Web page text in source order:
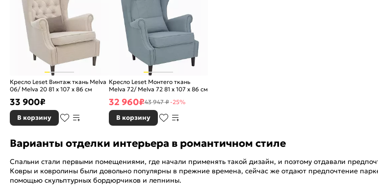
Кресло Leset Винтаж ткань Melva
06/ Melva 20 81 x 107 x 86 см
33 900₽
В корзину
Кресло Leset Монтего ткань
Melva 72/ Melva 72 81 x 107 x 86 см
32 960₽43 947 ₽-25%
В корзину
Варианты отделки интерьера в романтичном стиле
Спальни стали первыми помещениями, где начали применять такой дизайн, и поэтому отдавали
Ковры и ковролины были довольно популярны в прежние времена, сейчас же отдают предпочтение
помощью скульптурных бордюрчиков и лепнины.